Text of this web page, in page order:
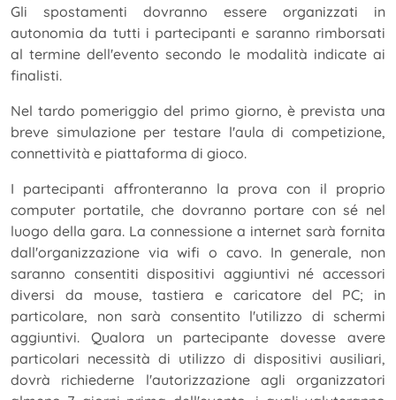
Gli spostamenti dovranno essere organizzati in
autonomia da tutti i partecipanti e saranno rimborsati
al termine dell'evento secondo le modalità indicate ai
finalisti.
Nel tardo pomeriggio del primo giorno, è prevista una
breve simulazione per testare l'aula di competizione,
connettività e piattaforma di gioco.
I partecipanti affronteranno la prova con il proprio
computer portatile, che dovranno portare con sé nel
luogo della gara. La connessione a internet sarà fornita
dall'organizzazione via wifi o cavo. In generale, non
saranno consentiti dispositivi aggiuntivi né accessori
diversi da mouse, tastiera e caricatore del PC; in
particolare, non sarà consentito l'utilizzo di schermi
aggiuntivi. Qualora un partecipante dovesse avere
particolari necessità di utilizzo di dispositivi ausiliari,
dovrà richiederne l'autorizzazione agli organizzatori